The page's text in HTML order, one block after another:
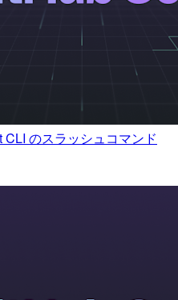
のスラッシュコマンド